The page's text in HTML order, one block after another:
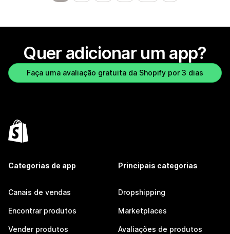
Quer adicionar um app?
Faça uma avaliação gratuita da Shopify por 3 dias
Categorias de app
Canais de vendas
Encontrar produtos
Vender produtos
Principais categorias
Dropshipping
Marketplaces
Avaliações de produtos